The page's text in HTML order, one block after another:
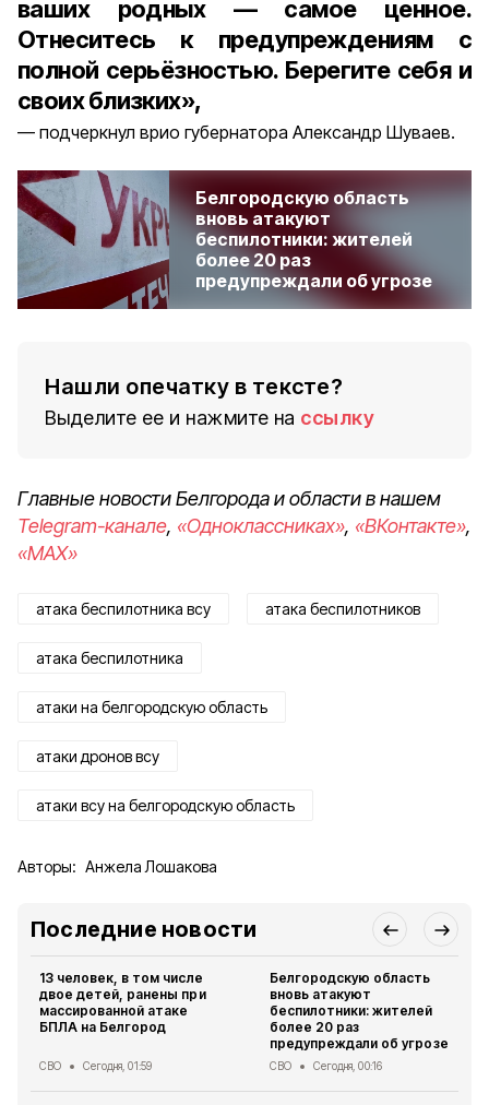
ваших родных — самое ценное.
Отнеситесь к предупреждениям с
полной серьёзностью. Берегите себя и
своих близких»,
подчеркнул врио губернатора Александр Шуваев.
Белгородскую область
вновь атакуют
беспилотники: жителей
более 20 раз
предупреждали об угрозе
Нашли опечатку в тексте?
Выделите ее и нажмите на ссылку
Главные новости Белгорода и области в нашем
Telegram-канале, «Одноклассниках», «ВКонтакте»,
«MAX»
атака беспилотника всу атака беспилотников
атака беспилотника
атаки на белгородскую область
атаки дронов всу
атаки всу на белгородскую область
Авторы: Анжела Лошакова
Последние новости
13 человек, в том числе
двое детей, ранены при
массированной атаке
БПЛА на Белгород
СВО Сегодня, 01:59
Белгородскую область
вновь атакуют
беспилотники: жителей
более 20 раз
предупреждали об угрозе
СВО Сегодня, 00:16